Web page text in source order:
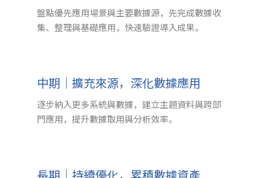
盤點優先應用場景與主要數據源，先完成數據收
集、整理與基礎應用，快速驗證導入成果。
中期｜擴充來源，深化數據應用
逐步納入更多系統與數據，建立主題資料與跨部
門應用，提升數據取用與分析效率。
長期｜持續優化，累積數據資產